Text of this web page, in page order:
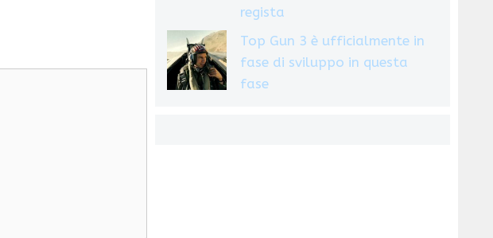
regista
Top Gun 3 è ufficialmente in
fase di sviluppo in questa
fase